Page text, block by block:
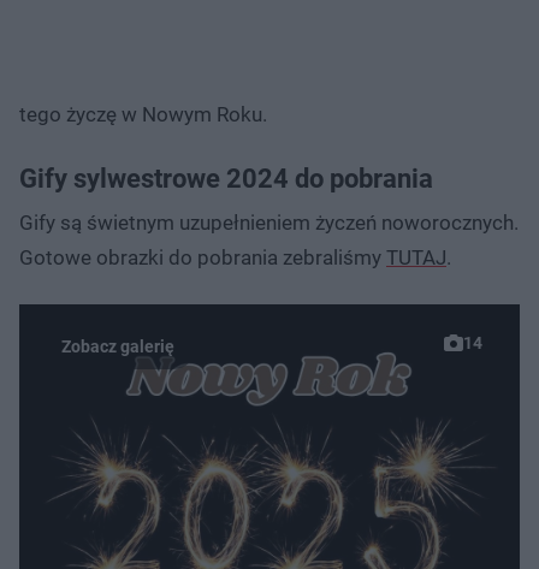
tego życzę w Nowym Roku.
Gify sylwestrowe 2024 do pobrania
Gify są świetnym uzupełnieniem życzeń noworocznych.
Gotowe obrazki do pobrania zebraliśmy TUTAJ.
14